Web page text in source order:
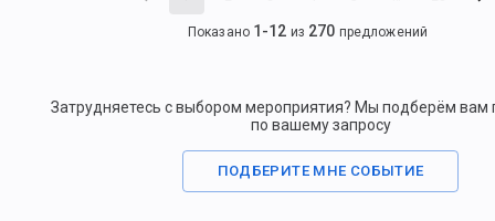
Показано 1 -12 из 270 предложений
Затрудняетесь с выбором мероприятия? Мы подберём вам
по вашему запросу
ПОДБЕРИТЕ МНЕ СОБЫТИЕ